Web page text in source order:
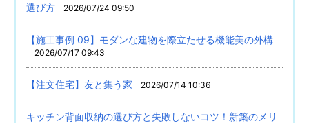
選び方
2026/07/24 09:50
【施工事例 09】モダンな建物を際立たせる機能美の外構
2026/07/17 09:43
【注文住宅】友と集う家 2026/07/14 10:36
キッチン背面収納の選び方と失敗しないコツ！新築のメリ